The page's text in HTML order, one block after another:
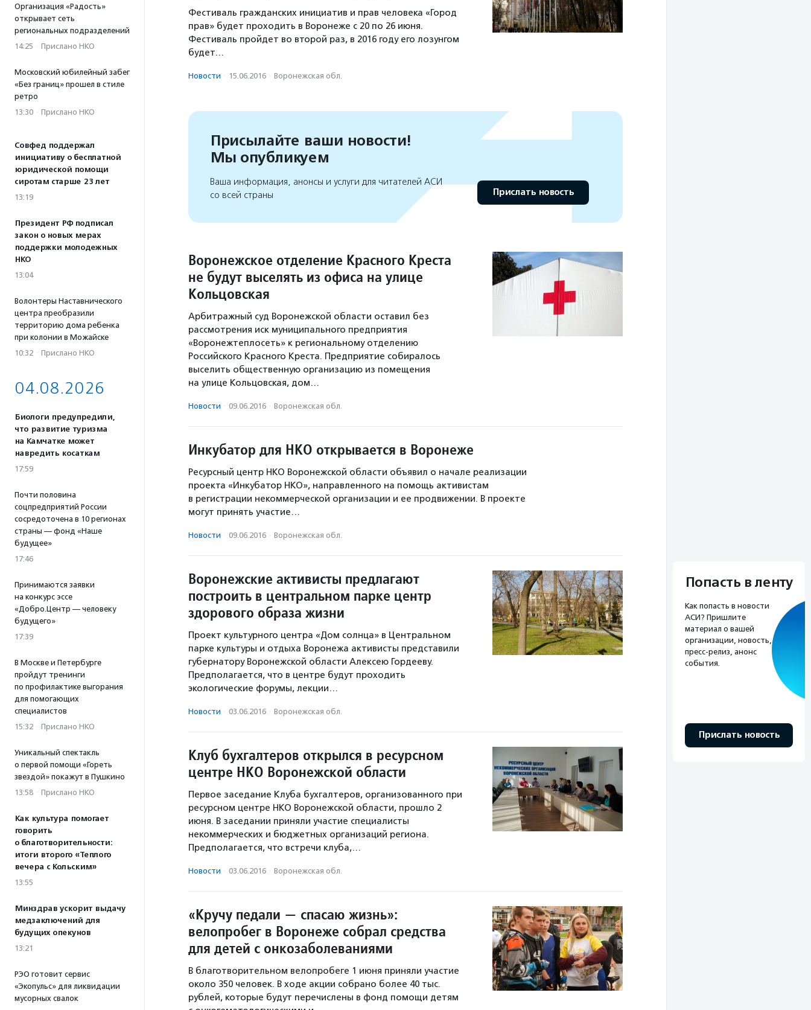
Организация «Радость»
открывает сеть
региональных подразделений
14:25 · Прислано НКО
Московский юбилейный забег
«Без границ» прошел в стиле
ретро
13:30 · Прислано НКО
Совфед поддержал
инициативу о бесплатной
юридической помощи
сиротам старше 23 лет
13:19
Президент РФ подписал
закон о новых мерах
поддержки молодежных
НКО
13:04
Волонтеры Наставнического
центра преобразили
территорию дома ребенка
при колонии в Можайске
10:32 · Прислано НКО
04.08.2026
Биологи предупредили,
что развитие туризма
на Камчатке может
навредить косаткам
17:59
Почти половина
соцпредприятий России
сосредоточена в 10 регионах
страны — фонд «Наше
будущее»
17:46
Принимаются заявки
на конкурс эссе
«Добро.Центр — человеку
будущего»
17:39
В Москве и Петербурге
пройдут тренинги
по профилактике выгорания
для помогающих
специалистов
15:32 · Прислано НКО
Уникальный спектакль
о первой помощи «Гореть
звездой» покажут в Пушкино
13:58 · Прислано НКО
Как культура помогает
говорить
о благотворительности:
итоги второго «Теплого
вечера с Кольским»
13:55
Минздрав ускорит выдачу
медзаключений для
будущих опекунов
13:21
РЭО готовит сервис
«Экопульс» для ликвидации
мусорных свалок
Фестиваль гражданских инициатив и прав человека «Город
прав» будет проходить в Воронеже с 20 по 26 июня.
Фестиваль пройдет во второй раз, в 2016 году его лозунгом
будет…
Новости · 15.06.2016 · Воронежская обл.
Присылайте ваши новости!
Мы опубликуем
Ваша информация, анонсы и услуги для читателей АСИ
со всей страны
Прислать новость
Воронежское отделение Красного Креста
не будут выселять из офиса на улице
Кольцовская
Арбитражный суд Воронежской области оставил без
рассмотрения иск муниципального предприятия
«Воронежтеплосеть» к региональному отделению
Российского Красного Креста. Предприятие собиралось
выселить общественную организацию из помещения
на улице Кольцовская, дом…
Новости · 09.06.2016 · Воронежская обл.
Инкубатор для НКО открывается в Воронеже
Ресурсный центр НКО Воронежской области объявил о начале реализации
проекта «Инкубатор НКО», направленного на помощь активистам
в регистрации некоммерческой организации и ее продвижении. В проекте
могут принять участие…
Новости · 09.06.2016 · Воронежская обл.
Воронежские активисты предлагают
построить в центральном парке центр
здорового образа жизни
Проект культурного центра «Дом солнца» в Центральном
парке культуры и отдыха Воронежа активисты представили
губернатору Воронежской области Алексею Гордееву.
Предполагается, что в центре будут проходить
экологические форумы, лекции…
Новости · 03.06.2016 · Воронежская обл.
Клуб бухгалтеров открылся в ресурсном
центре НКО Воронежской области
Первое заседание Клуба бухгалтеров, организованного при
ресурсном центре НКО Воронежской области, прошло 2
июня. В заседании приняли участие специалисты
некоммерческих и бюджетных организаций региона.
Предполагается, что встречи клуба,…
Новости · 03.06.2016 · Воронежская обл.
«Кручу педали — спасаю жизнь»:
велопробег в Воронеже собрал средства
для детей с онкозаболеваниями
В благотворительном велопробеге 1 июня приняли участие
около 350 человек. В ходе акции собрано более 40 тыс.
рублей, которые будут перечислены в фонд помощи детям
Попасть в ленту
Как попасть в новости
АСИ? Пришлите
материал о вашей
организации, новость,
пресс-релиз, анонс
события.
Прислать новость